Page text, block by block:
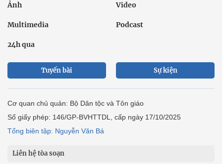
Ảnh Video
Multimedia Podcast
24h qua
Tuyến bài Sự kiện
Cơ quan chủ quản: Bộ Dân tộc và Tôn giáo
Số giấy phép: 146/GP-BVHTTDL, cấp ngày 17/10/2025
Tổng biên tập: Nguyễn Văn Bá
Liên hệ tòa soạn